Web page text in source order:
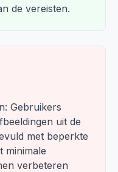
de vereisten.
Gebruikers
uit de
met beperkte
minimale
verbeteren